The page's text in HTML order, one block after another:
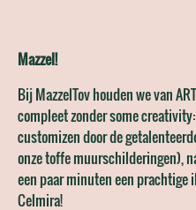
Mazzel!
Bij MazzelTov houden we van
compleet zonder some
customizen door de
onze toffe muurschilderingen),
een paar minuten een
Celmira!